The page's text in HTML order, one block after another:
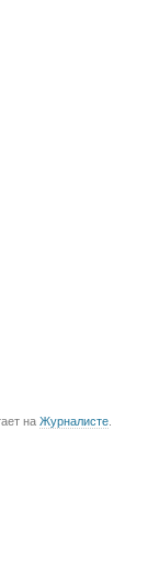
на Журналисте